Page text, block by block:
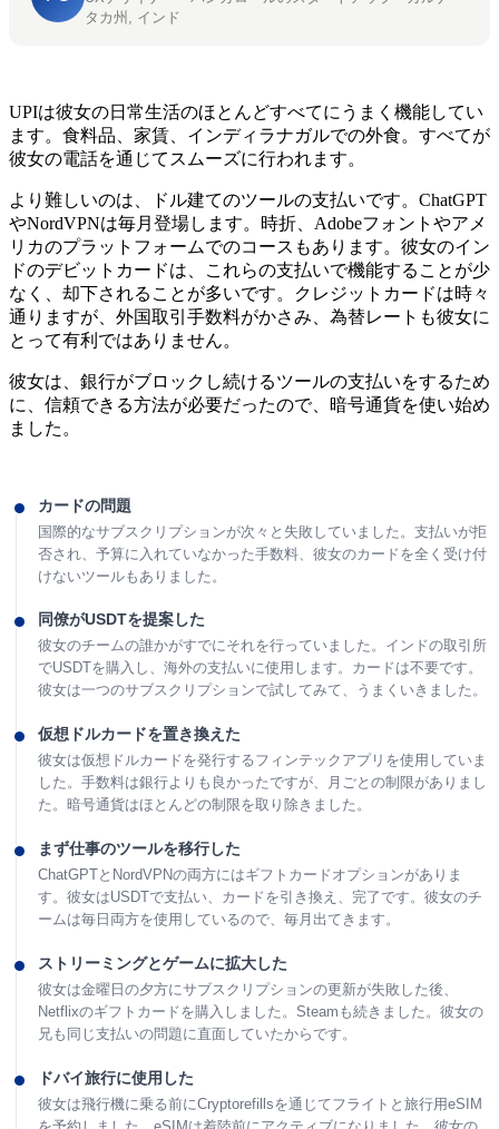
タカ州, インド
UPIは彼女の日常生活のほとんどすべてにうまく機能してい
ます。食料品、家賃、インディラナガルでの外食。すべてが
彼女の電話を通じてスムーズに行われます。
より難しいのは、ドル建てのツールの支払いです。ChatGPT
やNordVPNは毎月登場します。時折、Adobeフォントやアメ
リカのプラットフォームでのコースもあります。彼女のイン
ドのデビットカードは、これらの支払いで機能することが少
なく、却下されることが多いです。クレジットカードは時々
通りますが、外国取引手数料がかさみ、為替レートも彼女に
とって有利ではありません。
彼女は、銀行がブロックし続けるツールの支払いをするため
に、信頼できる方法が必要だったので、暗号通貨を使い始め
ました。
カードの問題
国際的なサブスクリプションが次々と失敗していました。支払いが拒
否され、予算に入れていなかった手数料、彼女のカードを全く受け付
けないツールもありました。
同僚がUSDTを提案した
彼女のチームの誰かがすでにそれを行っていました。インドの取引所
でUSDTを購入し、海外の支払いに使用します。カードは不要です。
彼女は一つのサブスクリプションで試してみて、うまくいきました。
仮想ドルカードを置き換えた
彼女は仮想ドルカードを発行するフィンテックアプリを使用していま
した。手数料は銀行よりも良かったですが、月ごとの制限がありまし
た。暗号通貨はほとんどの制限を取り除きました。
まず仕事のツールを移行した
ChatGPTとNordVPNの両方にはギフトカードオプションがありま
す。彼女はUSDTで支払い、カードを引き換え、完了です。彼女のチ
ームは毎日両方を使用しているので、毎月出てきます。
ストリーミングとゲームに拡大した
彼女は金曜日の夕方にサブスクリプションの更新が失敗した後、
Netflixのギフトカードを購入しました。Steamも続きました。彼女の
兄も同じ支払いの問題に直面していたからです。
ドバイ旅行に使用した
彼女は飛行機に乗る前にCryptorefillsを通じてフライトと旅行用eSIM